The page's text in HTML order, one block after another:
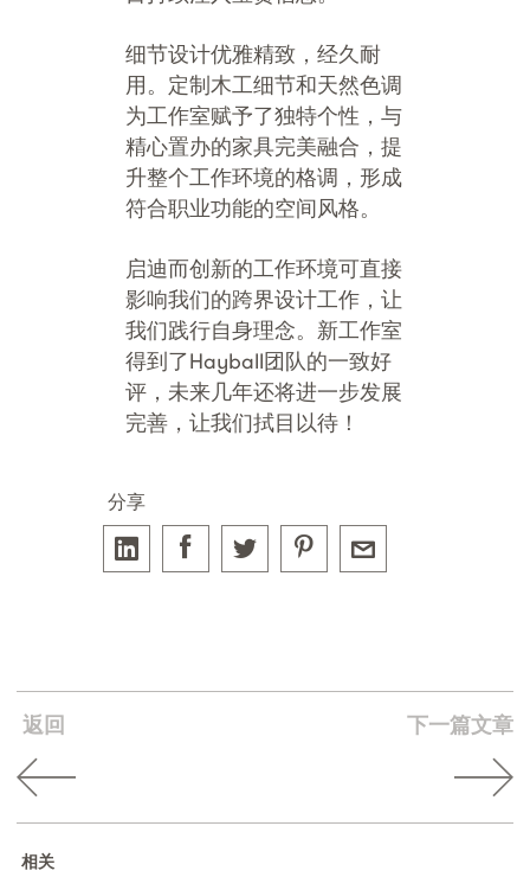
细节设计优雅精致，经久耐
用。定制木工细节和天然色调
为工作室赋予了独特个性，与
精心置办的家具完美融合，提
升整个工作环境的格调，形成
符合职业功能的空间风格。
启迪而创新的工作环境可直接
影响我们的跨界设计工作，让
我们践行自身理念。新工作室
得到了Hayball团队的一致好
评，未来几年还将进一步发展
完善，让我们拭目以待！
分享
返回 下一篇文章
相关